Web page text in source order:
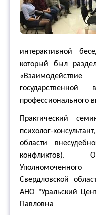
интерактивной
который был
профессионального
Практический
психолог-
области
конфликтов).
Свердловской
АНО "Уральский
Павловна